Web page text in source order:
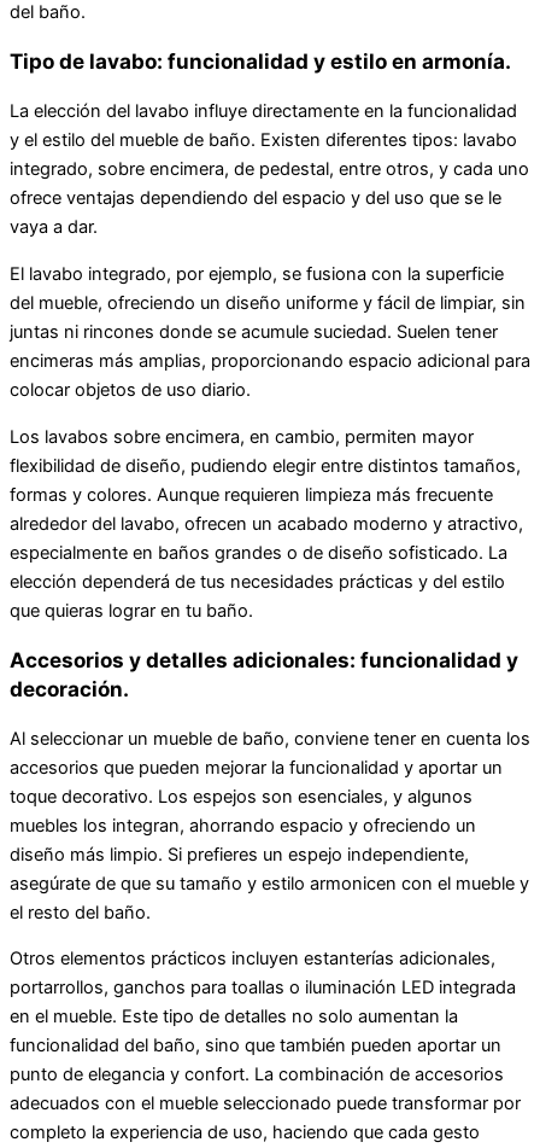
del baño.
Tipo de lavabo: funcionalidad y estilo en armonía.
La elección del lavabo influye directamente en la funcionalidad
y el estilo del mueble de baño. Existen diferentes tipos: lavabo
integrado, sobre encimera, de pedestal, entre otros, y cada uno
ofrece ventajas dependiendo del espacio y del uso que se le
vaya a dar.
El lavabo integrado, por ejemplo, se fusiona con la superficie
del mueble, ofreciendo un diseño uniforme y fácil de limpiar, sin
juntas ni rincones donde se acumule suciedad. Suelen tener
encimeras más amplias, proporcionando espacio adicional para
colocar objetos de uso diario.
Los lavabos sobre encimera, en cambio, permiten mayor
flexibilidad de diseño, pudiendo elegir entre distintos tamaños,
formas y colores. Aunque requieren limpieza más frecuente
alrededor del lavabo, ofrecen un acabado moderno y atractivo,
especialmente en baños grandes o de diseño sofisticado. La
elección dependerá de tus necesidades prácticas y del estilo
que quieras lograr en tu baño.
Accesorios y detalles adicionales: funcionalidad y
decoración.
Al seleccionar un mueble de baño, conviene tener en cuenta los
accesorios que pueden mejorar la funcionalidad y aportar un
toque decorativo. Los espejos son esenciales, y algunos
muebles los integran, ahorrando espacio y ofreciendo un
diseño más limpio. Si prefieres un espejo independiente,
asegúrate de que su tamaño y estilo armonicen con el mueble y
el resto del baño.
Otros elementos prácticos incluyen estanterías adicionales,
portarrollos, ganchos para toallas o iluminación LED integrada
en el mueble. Este tipo de detalles no solo aumentan la
funcionalidad del baño, sino que también pueden aportar un
punto de elegancia y confort. La combinación de accesorios
adecuados con el mueble seleccionado puede transformar por
completo la experiencia de uso, haciendo que cada gesto